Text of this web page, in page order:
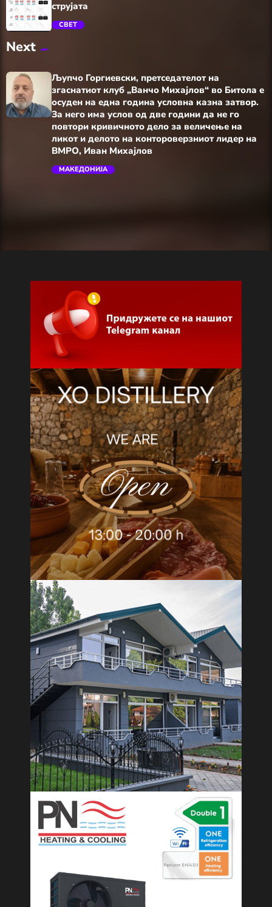
струјата
СВЕТ
Next
Љупчо Горгиевски, претседателот на
згаснатиот клуб „Ванчо Михајлов“ во Битола е
осуден на една година условна казна затвор.
За него има услов од две години да не го
повтори кривичното дело за величење на
ликот и делото на контороверзниот лидер на
ВМРО, Иван Михајлов
МАКЕДОНИЈА